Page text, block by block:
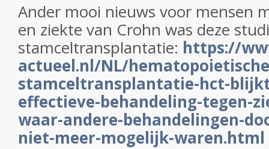
Ander mooi nieuws voor mensen
en ziekte van Crohn was deze
stamceltransplantatie: https://
actueel.nl/NL/
stamceltransplantatie-hct-
effectieve-behandeling-tegen-
waar-andere-behandelingen-
niet-meer-mogelijk-waren.html